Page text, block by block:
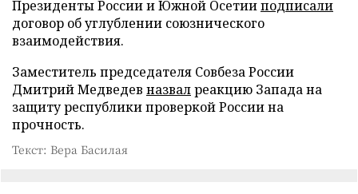
Президенты России и Южной Осетииподписали
договор об углублении союзнического
взаимодействия.
Заместитель председателя Совбеза России
Дмитрий Медведев назвалреакцию Запада на
защиту республики проверкой России на
прочность.
Текст: Вера Басилая